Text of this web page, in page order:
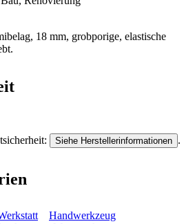
18 mm, grobporige, elastische
Siehe Herstellerinformationen .
Handwerkzeug